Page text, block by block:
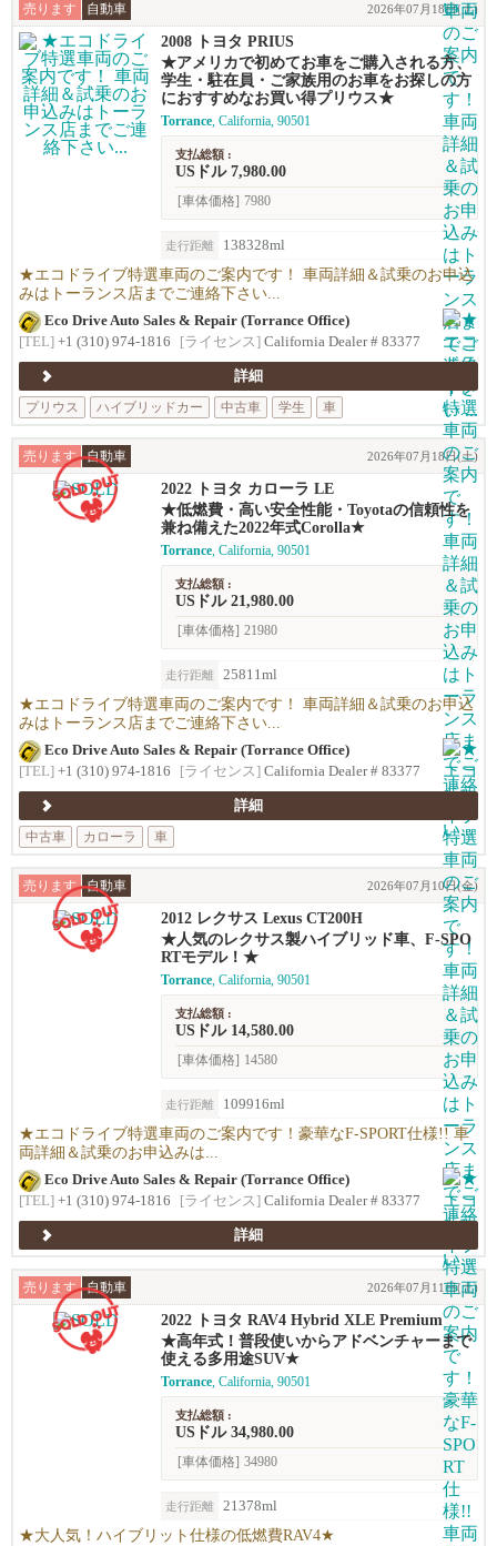
売ります 自動車 2026年07月18日(土)
2008 トヨタ PRIUS
★アメリカで初めてお車をご購入される方、
学生・駐在員・ご家族用のお車をお探しの方
におすすめなお買い得プリウス★
Torrance, California, 90501
支払総額 :
USドル 7,980.00
[車体価格] 7980
走行距離 138328ml
★エコドライブ特選車両のご案内です！ 車両詳細＆試乗のお申込
みはトーランス店までご連絡下さい...
Eco Drive Auto Sales & Repair (Torrance Office)
[TEL] +1 (310) 974-1816 [ライセンス] California Dealer # 83377
詳細
プリウス
ハイブリッドカー 中古車 学生 車
売ります 自動車 2026年07月18日(土)
2022 トヨタ カローラ LE
★低燃費・高い安全性能・Toyotaの信頼性を
兼ね備えた2022年式Corolla★
Torrance, California, 90501
支払総額 :
USドル 21,980.00
[車体価格] 21980
走行距離 25811ml
★エコドライブ特選車両のご案内です！ 車両詳細＆試乗のお申込
みはトーランス店までご連絡下さい...
Eco Drive Auto Sales & Repair (Torrance Office)
[TEL] +1 (310) 974-1816 [ライセンス] California Dealer # 83377
詳細
中古車
カローラ 車
売ります 自動車 2026年07月10日(金)
2012 レクサス Lexus CT200H
★人気のレクサス製ハイブリッド車、F-SPO
RTモデル！★
Torrance, California, 90501
支払総額 :
USドル 14,580.00
[車体価格] 14580
走行距離 109916ml
★エコドライブ特選車両のご案内です！豪華なF-SPORT仕様!! 車
両詳細＆試乗のお申込みは...
Eco Drive Auto Sales & Repair (Torrance Office)
[TEL] +1 (310) 974-1816 [ライセンス] California Dealer # 83377
詳細
売ります 自動車 2026年07月11日(土)
2022 トヨタ RAV4 Hybrid XLE Premium
★高年式！普段使いからアドベンチャーまで
使える多用途SUV★
Torrance, California, 90501
支払総額 :
USドル 34,980.00
[車体価格] 34980
走行距離 21378ml
★大人気！ハイブリット仕様の低燃費RAV4★